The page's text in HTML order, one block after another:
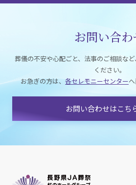
お問い合わ
葬儀の不安や心配ごと、法事のご相談な
ください。
お急ぎの方は、各セレモニーセンター
お問い合わせはこち